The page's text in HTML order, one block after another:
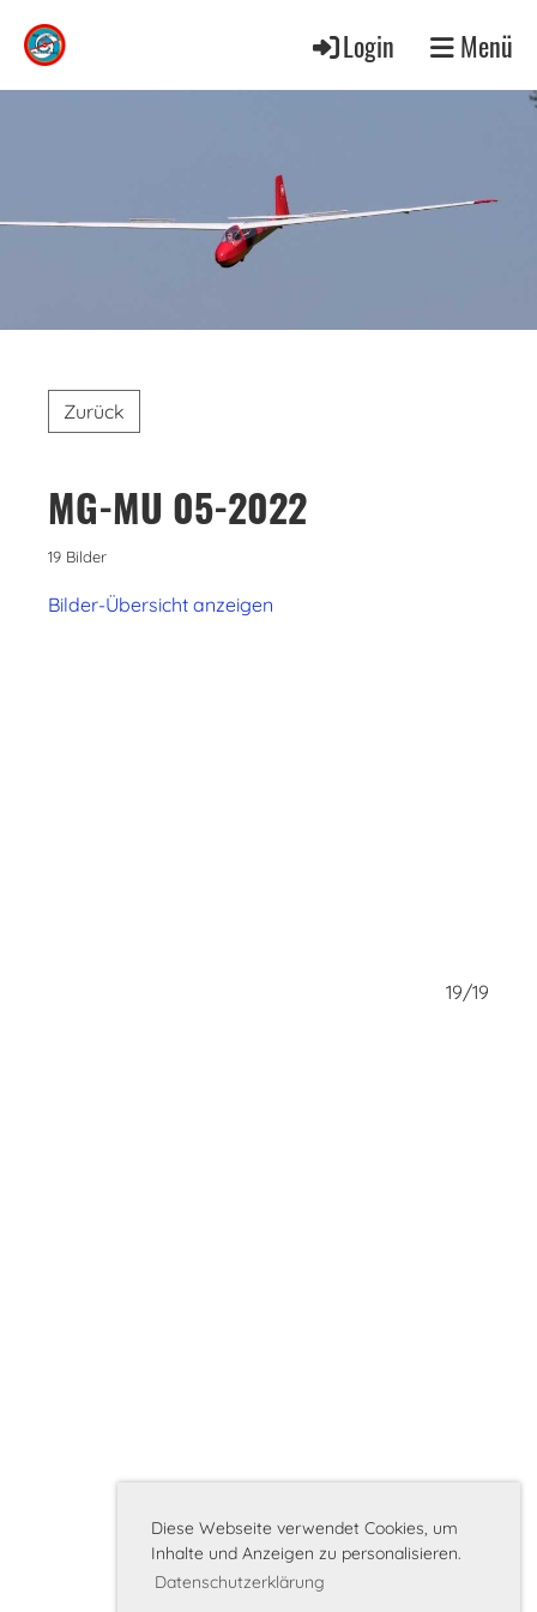
Diese Webseite verwendet Cookies, um
Inhalte und Anzeigen zu personalisieren.
Datenschutzerklärung
Login Menü
Zurück
MG-MU 05-2022
19 Bilder
Bilder-Übersicht anzeigen
19/19